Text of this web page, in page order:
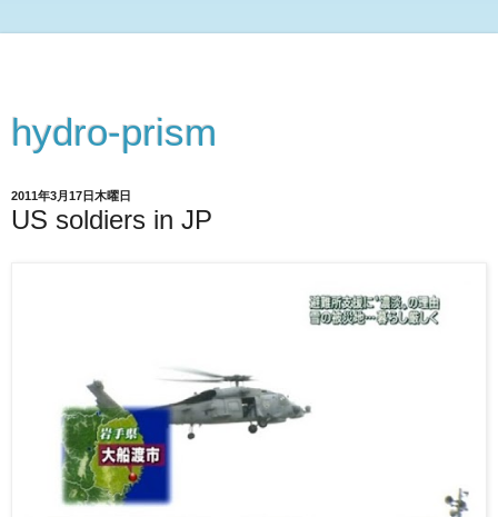
hydro-prism
2011年3月17日木曜日
US soldiers in JP